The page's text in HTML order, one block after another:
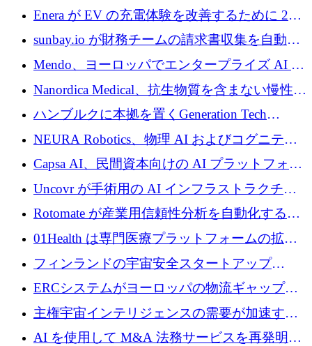
するために 200 万ユーロを調達
Enera が EV の充電体験を改善するために 200
万ドルを調達
sunbay.io が財務チームの請求書収集を自動化
するために 55 万ユーロを調達
Mendo、ヨーロッパでエンタープライズ AI 導
入を拡大するために 1,200 万ユーロを確保
Nanordica Medical、抗生物質を含まない慢性創
傷治療薬を市場に投入するために 160 万ユー
ロを調達
ハンブルクに本拠を置くGeneration Tech
Partnersが5,000万ユーロのAIロールアップファ
NEURA Robotics、物理 AI およびコグニティ
ブ ロボティクス プラットフォームを拡張する
ためにシリーズ C で最大 14 億ドルを確保
Capsa AI、民間資本向けの AI プラットフォー
ムを拡大するために 1,800 万ドルを調達
Uncovr が手術用の AI インフラストラクチャ
を構築するために 700 万ドルを調達
Rotomate が産業用信頼性分析を自動化するた
めに 210 万ユーロを調達
01Health は専門医療プラットフォームの拡大
に 1,500 万ドルを確保
フィンランドの宇宙安全スタートアップ
Aavuus が、スペースデブリ追跡に取り組むプ
レシード資金を獲得
ERCシステムがヨーロッパの物流ギャップを
埋めるために設計された重量物運搬用eVTOL
であるVictorを発表
主権宇宙インテリジェンスの需要が加速する
中、ICEYEは評価額100億ユーロ以上で4億
AI を使用して M&A 法務サービスを再発明す